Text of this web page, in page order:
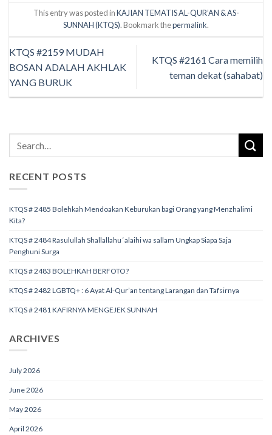
This entry was posted inKAJIAN TEMATIS AL-QUR’AN & AS-
SUNNAH (KTQS). Bookmark thepermalink.
KTQS #2159 MUDAH
BOSAN ADALAH AKHLAK
YANG BURUK
KTQS #2161 Cara memilih
teman dekat (sahabat)
RECENT POSTS
KTQS # 2485 Bolehkah Mendoakan Keburukan bagi Orang yang Menzhalimi
Kita?
KTQS # 2484 Rasulullah Shallallahu ‘alaihi wa sallam Ungkap Siapa Saja
Penghuni Surga
KTQS # 2483 BOLEHKAH BERFOTO?
KTQS # 2482 LGBTQ+ : 6 Ayat Al-Qur’an tentang Larangan dan Tafsirnya
KTQS # 2481 KAFIRNYA MENGEJEK SUNNAH
ARCHIVES
July 2026
June 2026
May 2026
April 2026